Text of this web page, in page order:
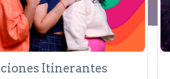
Itinerantes